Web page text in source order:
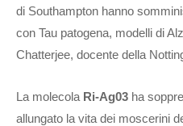
di Southampton hanno
con Tau patogena, modelli di
Chatterjee, docente della
La molecola Ri-Ag03 ha
allungato la vita dei moscerini